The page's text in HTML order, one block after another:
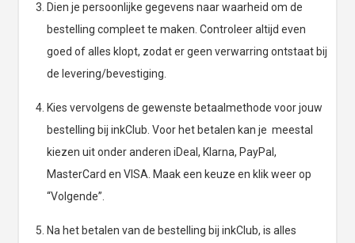
Dien je persoonlijke gegevens naar waarheid om de
bestelling compleet te maken. Controleer altijd even
goed of alles klopt, zodat er geen verwarring ontstaat bij
de levering/bevestiging.
Kies vervolgens de gewenste betaalmethode voor jouw
bestelling bij inkClub. Voor het betalen kan je meestal
kiezen uit onder anderen iDeal, Klarna, PayPal,
MasterCard en VISA. Maak een keuze en klik weer op
“Volgende”.
Na het betalen van de bestelling bij inkClub, is alles